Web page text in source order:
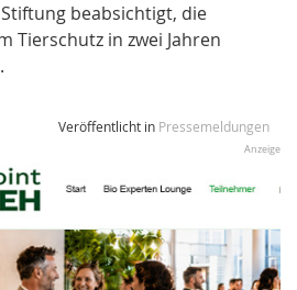
beabsichtigt, die
Tierschutz in zwei Jahren
Veröffentlicht in Pressemeldungen
Anzeige